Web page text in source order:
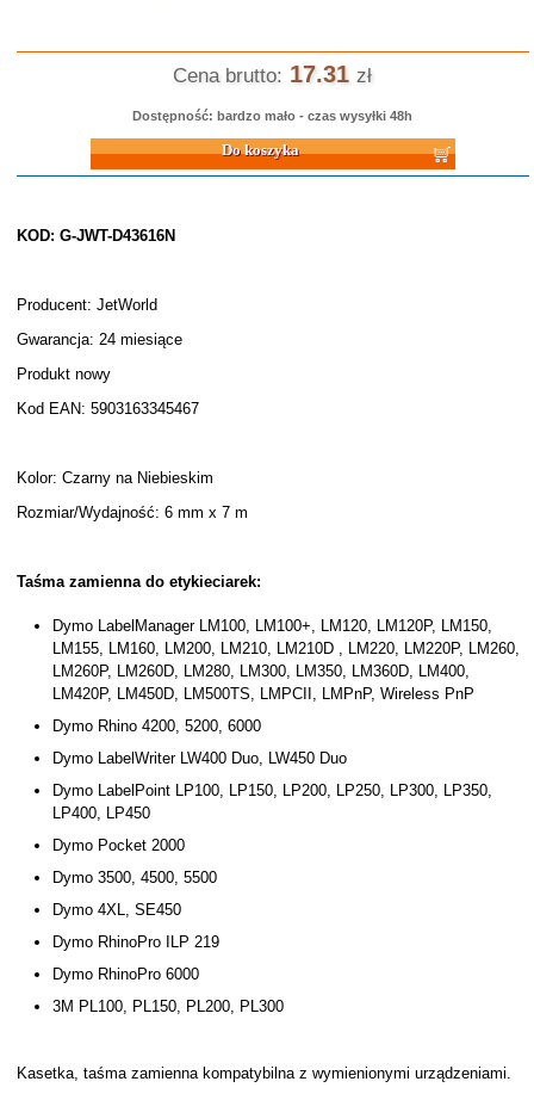
Cena brutto: 17.31 zł
Dostępność: bardzo mało - czas wysyłki 48h
Do koszyka
KOD: G-JWT-D43616N
Producent: JetWorld
Gwarancja: 24 miesiące
Produkt nowy
Kod EAN: 5903163345467
Kolor: Czarny na Niebieskim
Rozmiar/Wydajność: 6 mm x 7 m
Taśma zamienna do etykieciarek:
Dymo LabelManager LM100, LM100+, LM120, LM120P, LM150,
LM155, LM160, LM200, LM210, LM210D , LM220, LM220P, LM260,
LM260P, LM260D, LM280, LM300, LM350, LM360D, LM400,
LM420P, LM450D, LM500TS, LMPCII, LMPnP, Wireless PnP
Dymo Rhino 4200, 5200, 6000
Dymo LabelWriter LW400 Duo, LW450 Duo
Dymo LabelPoint LP100, LP150, LP200, LP250, LP300, LP350,
LP400, LP450
Dymo Pocket 2000
Dymo 3500, 4500, 5500
Dymo 4XL, SE450
Dymo RhinoPro ILP 219
Dymo RhinoPro 6000
3M PL100, PL150, PL200, PL300
Kasetka, taśma zamienna kompatybilna z wymienionymi urządzeniami.